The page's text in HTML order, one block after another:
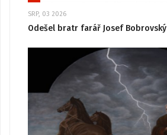
SRP, 03 2026
Odešel bratr farář Josef Bobrovský